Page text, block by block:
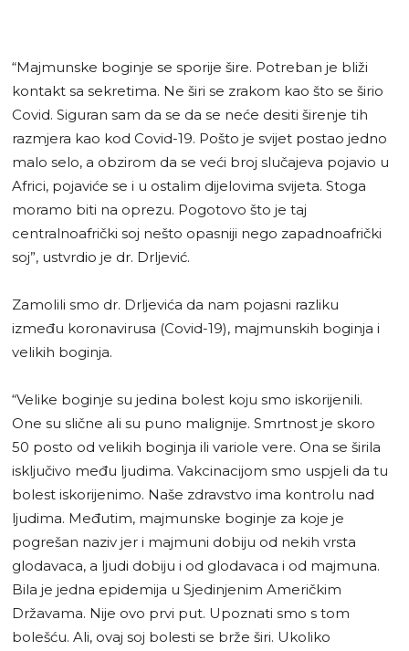
“Majmunske boginje se sporije šire. Potreban je bliži
kontakt sa sekretima. Ne širi se zrakom kao što se širio
Covid. Siguran sam da se da se neće desiti širenje tih
razmjera kao kod Covid-19. Pošto je svijet postao jedno
malo selo, a obzirom da se veći broj slučajeva pojavio u
Africi, pojaviće se i u ostalim dijelovima svijeta. Stoga
moramo biti na oprezu. Pogotovo što je taj
centralnoafrički soj nešto opasniji nego zapadnoafrički
soj”, ustvrdio je dr. Drljević.
Zamolili smo dr. Drljevića da nam pojasni razliku
između koronavirusa (Covid-19), majmunskih boginja i
velikih boginja.
“Velike boginje su jedina bolest koju smo iskorijenili.
One su slične ali su puno malignije. Smrtnost je skoro
50 posto od velikih boginja ili variole vere. Ona se širila
isključivo među ljudima. Vakcinacijom smo uspjeli da tu
bolest iskorijenimo. Naše zdravstvo ima kontrolu nad
ljudima. Međutim, majmunske boginje za koje je
pogrešan naziv jer i majmuni dobiju od nekih vrsta
glodavaca, a ljudi dobiju i od glodavaca i od majmuna.
Bila je jedna epidemija u Sjedinjenim Američkim
Državama. Nije ovo prvi put. Upoznati smo s tom
bolešću. Ali, ovaj soj bolesti se brže širi. Ukoliko